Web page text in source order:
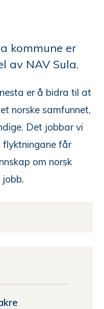
kommune er
av NAV Sula.
er å bidra til at
norske samfunnet,
Det jobbar vi
får
om norsk